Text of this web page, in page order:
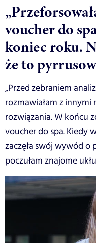
voucher do
koniec roku.
że to
„Przed zebraniem
rozmawiałam z innymi
rozwiązania. W końcu
voucher do spa. Kiedy
zaczęła swój wywód
poczułam znajome